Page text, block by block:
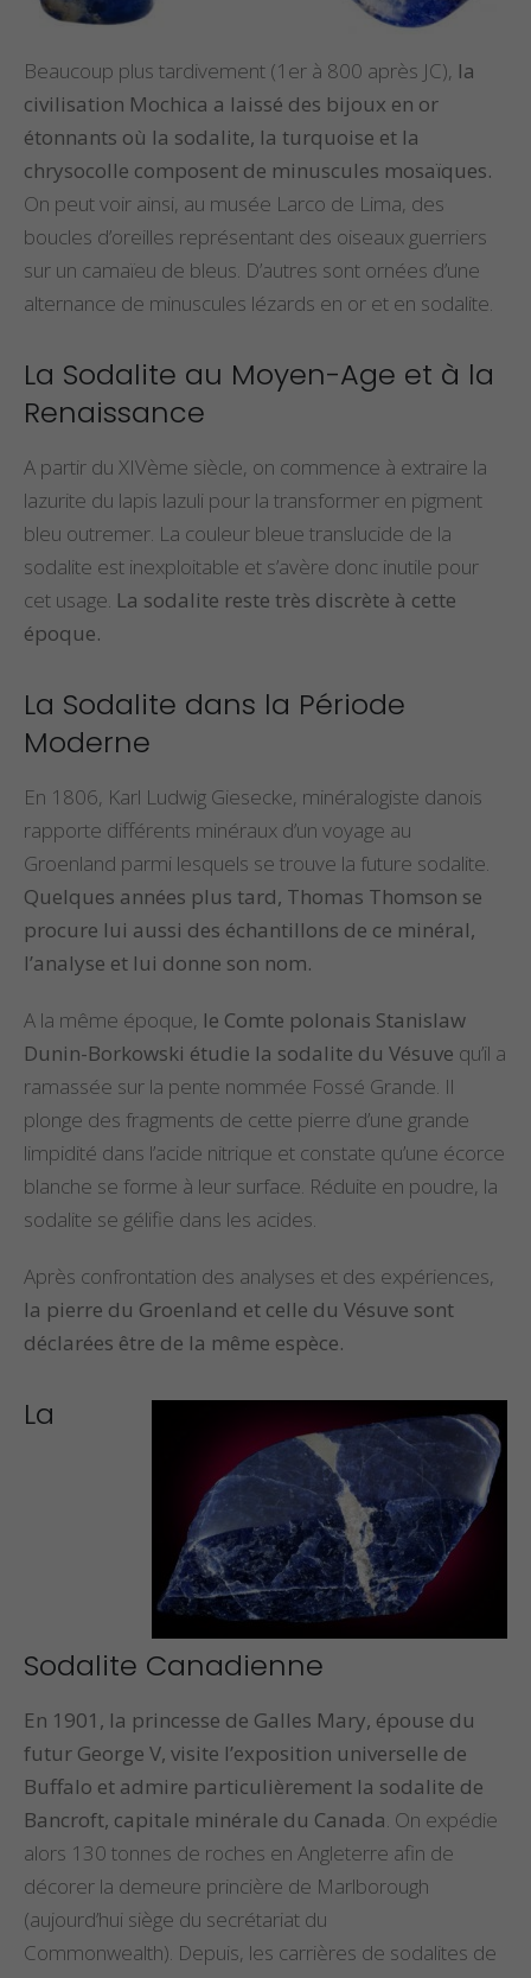
Beaucoup plus tardivement (1er à 800 après JC), la
civilisation Mochica a laissé des bijoux en or
étonnants où la sodalite, la turquoise et la
chrysocolle composent de minuscules mosaïques.
On peut voir ainsi, au musée Larco de Lima, des
boucles d’oreilles représentant des oiseaux guerriers
sur un camaïeu de bleus. D’autres sont ornées d’une
alternance de minuscules lézards en or et en sodalite.
La Sodalite au Moyen-Age et à la
Renaissance
A partir du XIVème siècle, on commence à extraire la
lazurite du lapis lazuli pour la transformer en pigment
bleu outremer. La couleur bleue translucide de la
sodalite est inexploitable et s’avère donc inutile pour
cet usage. La sodalite reste très discrète à cette
époque.
La Sodalite dans la Période
Moderne
En 1806, Karl Ludwig Giesecke, minéralogiste danois
rapporte différents minéraux d’un voyage au
Groenland parmi lesquels se trouve la future sodalite.
Quelques années plus tard, Thomas Thomson se
procure lui aussi des échantillons de ce minéral,
l’analyse et lui donne son nom.
A la même époque, le Comte polonais Stanislaw
Dunin-Borkowski étudie la sodalite du Vésuve qu’il a
ramassée sur la pente nommée Fossé Grande. Il
plonge des fragments de cette pierre d’une grande
limpidité dans l’acide nitrique et constate qu’une écorce
blanche se forme à leur surface. Réduite en poudre, la
sodalite se gélifie dans les acides.
Après confrontation des analyses et des expériences,
la pierre du Groenland et celle du Vésuve sont
déclarées être de la même espèce.
La
Sodalite Canadienne
En 1901, la princesse de Galles Mary, épouse du
futur George V, visite l’exposition universelle de
Buffalo et admire particulièrement la sodalite de
Bancroft, capitale minérale du Canada. On expédie
alors 130 tonnes de roches en Angleterre afin de
décorer la demeure princière de Marlborough
(aujourd’hui siège du secrétariat du
Commonwealth). Depuis, les carrières de sodalites de